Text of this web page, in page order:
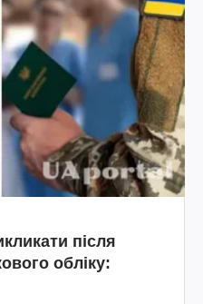
після
обліку: